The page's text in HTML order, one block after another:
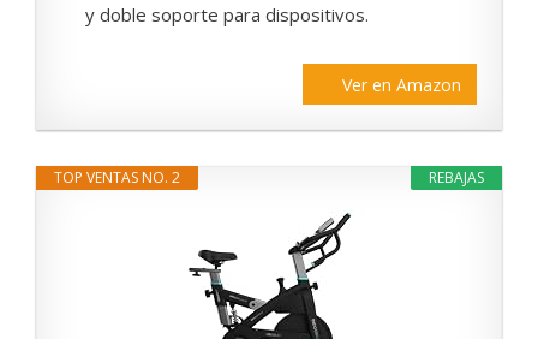
y doble soporte para dispositivos.
Ver en Amazon
REBAJAS
TOP VENTAS NO. 2